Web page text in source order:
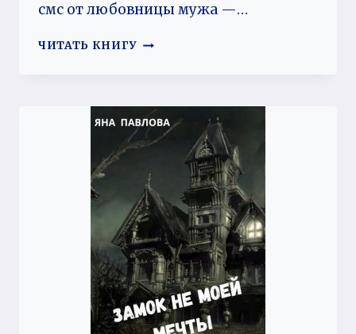
смс от любовницы мужа —…
ЧИТАТЬ КНИГУ СЮЖЕТ